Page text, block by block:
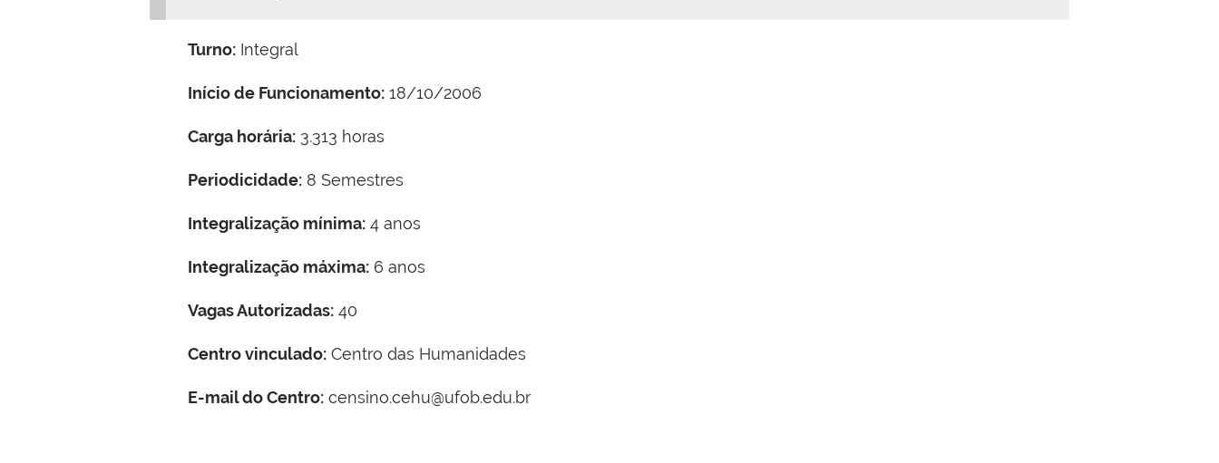
Turno: Integral
Início de Funcionamento: 18/10/2006
Carga horária: 3.313 horas
Periodicidade: 8 Semestres
Integralização mínima: 4 anos
Integralização máxima: 6 anos
Vagas Autorizadas: 40
Centro vinculado: Centro das Humanidades
E-mail do Centro: censino.cehu@ufob.edu.br